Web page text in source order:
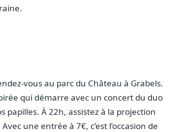
vous au parc du Château à Grabels.
qui démarre avec un concert du duo
papilles. À 22h, assistez à la projection
une entrée à 7€, c’est l’occasion de